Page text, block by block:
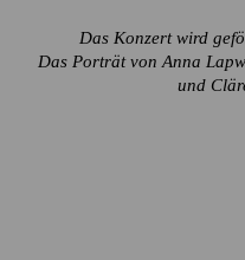
Das Konzert wird
Das Porträt von Anna
und